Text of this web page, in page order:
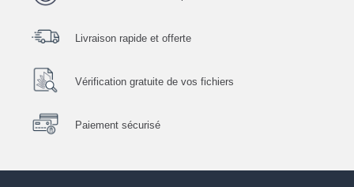
Livraison rapide et offerte
Vérification gratuite de vos fichiers
Paiement sécurisé